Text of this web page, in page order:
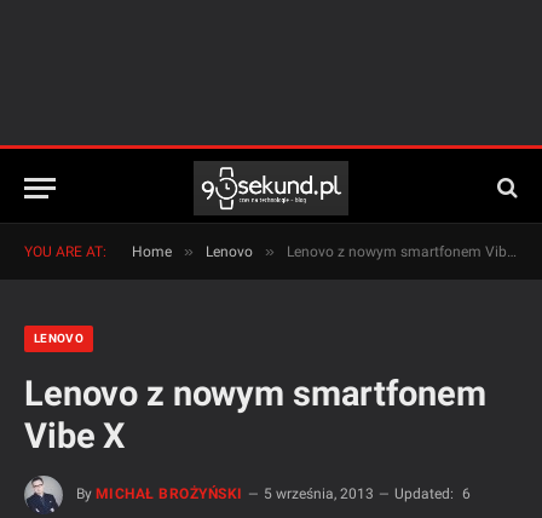
YOU ARE AT: Home » Lenovo » Lenovo z nowym smartfonem Vibe X
LENOVO
Lenovo z nowym smartfonem
Vibe X
By MICHAŁ BROŻYŃSKI 5 września, 2013 Updated: 6